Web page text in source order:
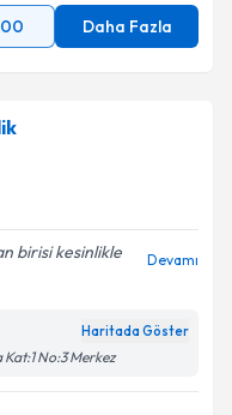
Daha Fazla
birisi kesinlikle
Devamı
Haritada Göster
Kat:1 No:3 Merkez